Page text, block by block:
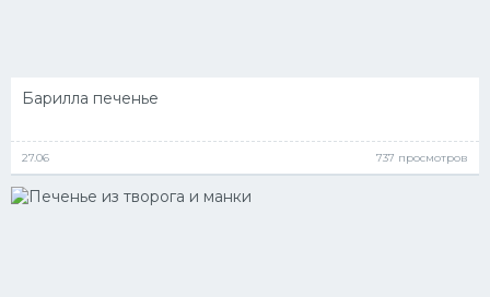
Барилла печенье
27.06 737 просмотров